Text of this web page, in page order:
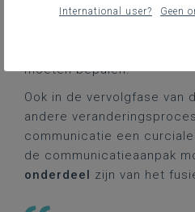
besturen van essentieel
moeten bepalen.
Ook in de vervolgfase van
andere
communicatie een
de communicatieaanpak
onderdeel zijn van het
International user? Geen